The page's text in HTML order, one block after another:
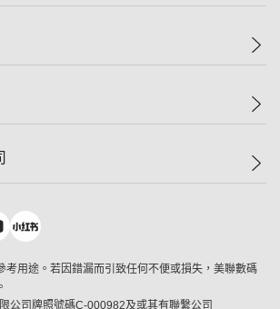
考用途。若因錯漏而引致任何不便或損失，美聯數碼
公司牌照號碼C-000982及或其有聯繫公司